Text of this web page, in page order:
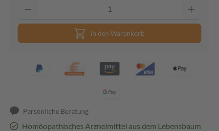
In den Warenkorb
Persönliche Beratung
Homöopathisches Arzneimittel aus dem Lebensbaum